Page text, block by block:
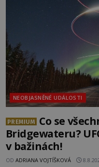
přírodní živel,
tehdejší režim nechtěl
NEOBJASNĚNÉ UDÁLOSTI
PREMIUM
Co se
Bridgewateru?
v bažinách!
OD ADRIANA VOJTÍŠKOVÁ